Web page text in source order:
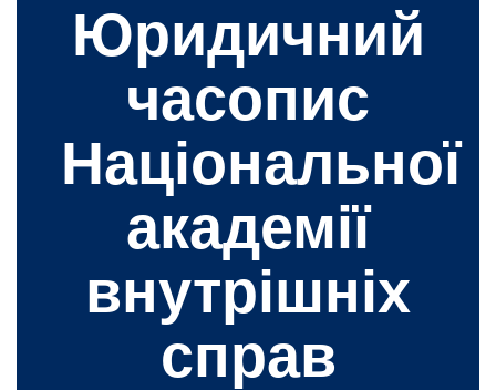
Юридичний
часопис
Національної
академії
внутрішніх
справ